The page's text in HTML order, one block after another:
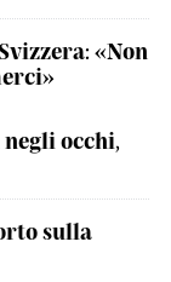
«Non
occhi,
sulla